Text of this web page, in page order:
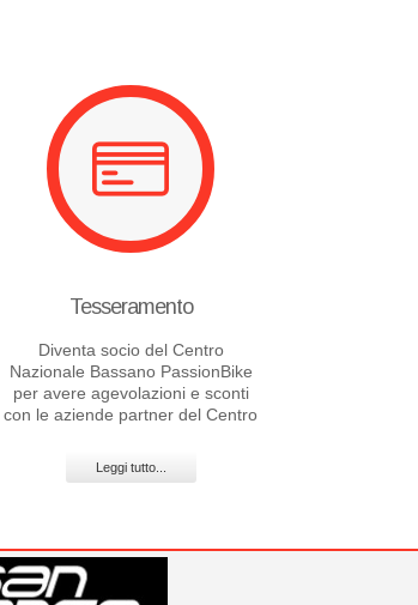
Tesseramento
Diventa socio del Centro
Nazionale Bassano PassionBike
per avere agevolazioni e sconti
con le aziende partner del Centro
Leggi tutto...